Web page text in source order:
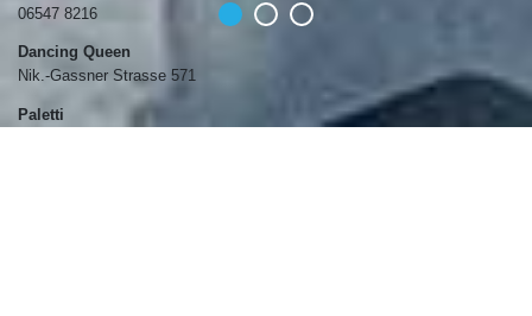
06547 8216
Dancing Queen
Nik.-Gassner Strasse 571
Paletti